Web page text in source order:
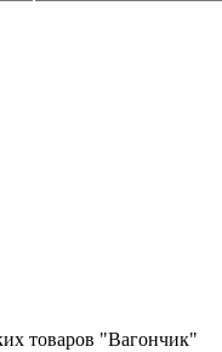
товаров "Вагончик"